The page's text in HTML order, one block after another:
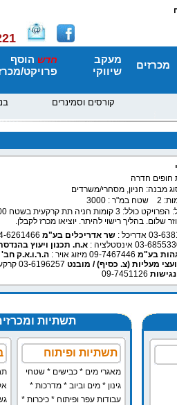
מכרזים
מעקב
שיווקי
חדש הוסף
פרויקט/
קורסים וסמינרים
חופים חדרה
מבנה: חניון, מסחרי/משרדים
שלום. בהליך רישוי להיתר. יוציאו מכרז לקבלן.
שר אדריכלים בע"מ
א.ח. תכנון ויעוץ
בע"מ
ה.ר.ו.א.ק חב'
מעליות (צ. כסיף) / מובנט
09-7451126
תשתיות
תשתיות ופיתוח
מאגרי מים * כבישים * שטחי
גינון * מים וביוב * מדרכות *
עבודות עפר ופיתוח * כיכרות *